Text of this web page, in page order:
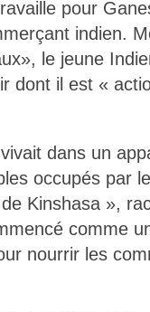
pour
indien.
le jeune
dont il est «
dans un
occupés par
Kinshasa »,
comme
nourrir les